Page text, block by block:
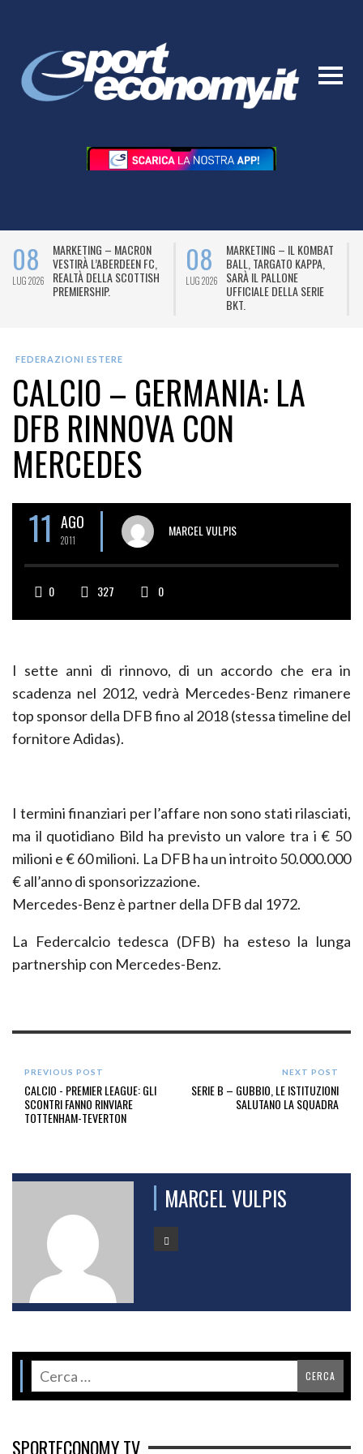
08
LUG 2026
MARKETING – MACRON
VESTIRÀ L’ABERDEEN FC,
REALTÀ DELLA SCOTTISH
PREMIERSHIP.
08
LUG 2026
MARKETING – IL KOMBAT
BALL, TARGATO KAPPA,
SARÀ IL PALLONE
UFFICIALE DELLA SERIE
BKT.
FEDERAZIONI ESTERE
CALCIO – GERMANIA: LA
DFB RINNOVA CON
MERCEDES
11 AGO
2011
MARCEL VULPIS
0 327 0
I sette anni di rinnovo, di un accordo che era in
scadenza nel 2012, vedrà Mercedes-Benz rimanere
top sponsor della DFB fino al 2018 (stessa timeline del
fornitore Adidas).
I termini finanziari per l’affare non sono stati rilasciati,
ma il quotidiano Bild ha previsto un valore tra i € 50
milioni e € 60 milioni. La DFB ha un introito 50.000.000
€ all’anno di sponsorizzazione.
Mercedes-Benz è partner della DFB dal 1972.
La Federcalcio tedesca (DFB) ha esteso la lunga
partnership con Mercedes-Benz.
PREVIOUS POST
CALCIO - PREMIER LEAGUE: GLI
SCONTRI FANNO RINVIARE
TOTTENHAM-TEVERTON
NEXT POST
SERIE B – GUBBIO, LE ISTITUZIONI
SALUTANO LA SQUADRA
MARCEL VULPIS
SPORTECONOMY TV